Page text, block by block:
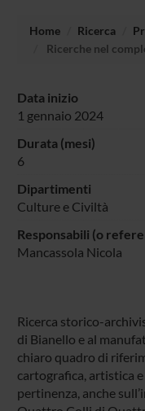
Home Ricerca
Ricerche nel
Data inizio
1 gennaio 2024
Durata (mesi)
6
Dipartimenti
Culture e Civiltà
Responsabili (o
Mancassola Nicola
Ricerca storico-
di Bianello e al
chiaro quadro di
cartografica, artistica
pertinenza, anche